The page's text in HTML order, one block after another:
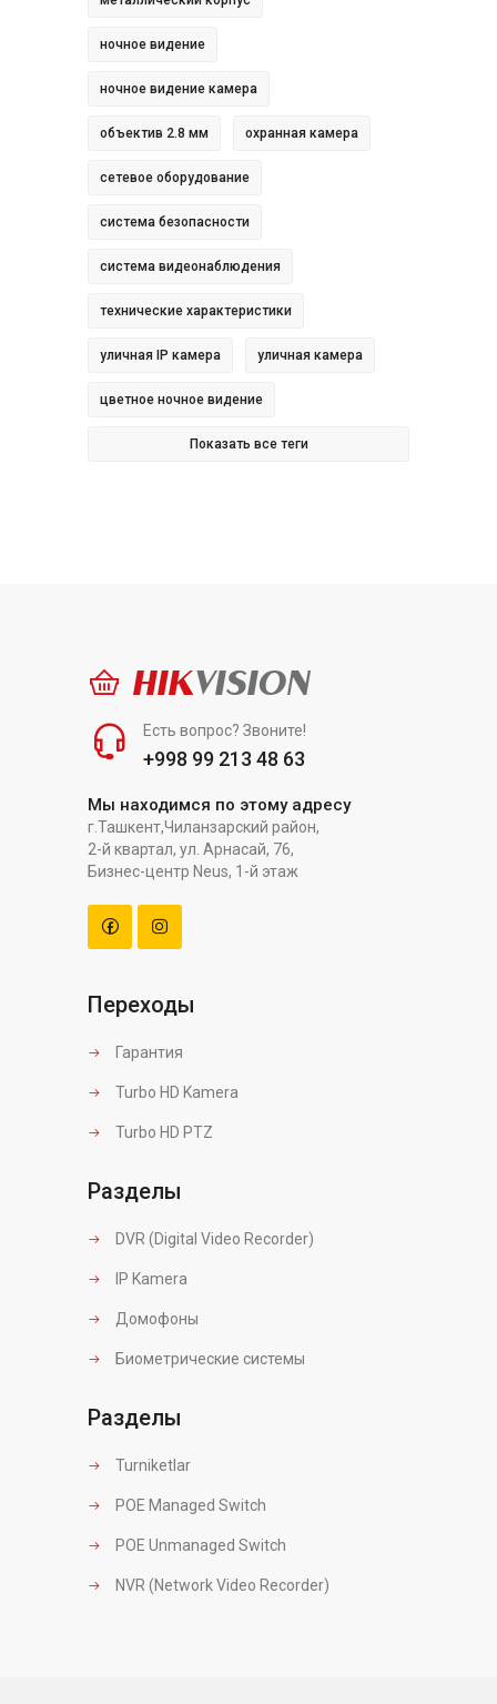
ночное видение
ночное видение камера
объектив 2.8 мм охранная камера
сетевое оборудование
система безопасности
система видеонаблюдения
технические характеристики
уличная IP камера уличная камера
цветное ночное видение
Показать все теги
HIKVISION
Есть вопрос? Звоните!
+998 99 213 48 63
Мы находимся по этому адресу
г.Ташкент,Чиланзарский район,
2-й квартал, ул. Арнасай, 76,
Бизнес-центр Neus, 1-й этаж
Переходы
Гарантия
Turbo HD Kamera
Turbo HD PTZ
Разделы
DVR (Digital Video Recorder)
IP Kamera
Домофоны
Биометрические системы
Разделы
Turniketlar
POE Managed Switch
POE Unmanaged Switch
NVR (Network Video Recorder)